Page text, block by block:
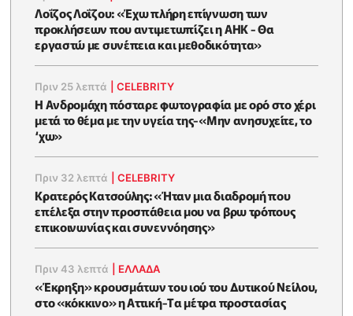
Λοΐζος Λοΐζου: «Έχω πλήρη επίγνωση των
προκλήσεων που αντιμετωπίζει η ΑΗΚ - Θα
εργαστώ με συνέπεια και μεθοδικότητα»
Πριν 25 λεπτά |CELEBRITY
Η Ανδρομάχη πόσταρε φωτoγραφία με ορό στο χέρι
μετά το θέμα με την υγεία της-«Μην ανησυχείτε, το
‘χω»
Πριν 32 λεπτά |CELEBRITY
Κρατερός Κατσούλης: «Ήταν μια διαδρομή που
επέλεξα στην προσπάθεια μου να βρω τρόπους
επικοινωνίας και συνεννόησης»
Πριν 43 λεπτά ΕΛΛΑΔΑ
«Έκρηξη» κρουσμάτων του ιού του Δυτικού Νείλου,
στο «κόκκινο» η Αττική-Tα μέτρα προστασίας